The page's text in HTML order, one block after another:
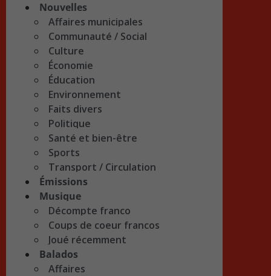
Nouvelles
Affaires municipales
Communauté / Social
Culture
Économie
Éducation
Environnement
Faits divers
Politique
Santé et bien-être
Sports
Transport / Circulation
Émissions
Musique
Décompte franco
Coups de coeur francos
Joué récemment
Balados
Affaires